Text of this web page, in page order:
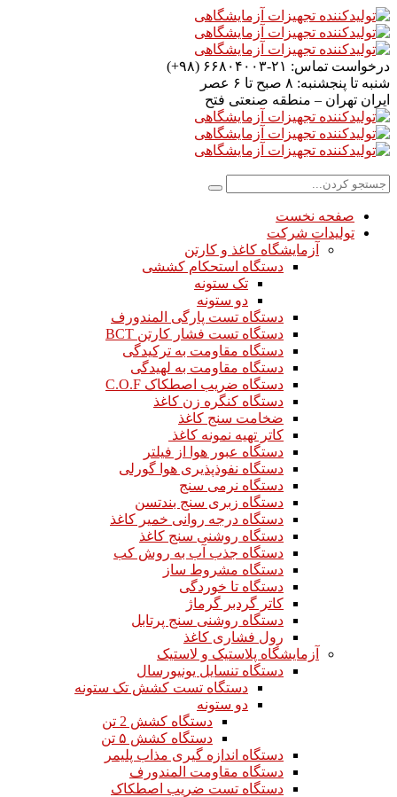
درخواست تماس: ۲۱-۶۶۸۰۴۰۰۳ (۹۸+)
شنبه تا پنجشنبه: ۸ صبح تا ۶ عصر
ایران تهران – منطقه صنعتی فتح
صفحه نخست
تولیدات شرکت
آزمایشگاه کاغذ و کارتن
دستگاه استحکام کششی
تک ستونه
دو ستونه
دستگاه تست پارگی المندورف
دستگاه تست فشار کارتن BCT
دستگاه مقاومت به ترکیدگی
دستگاه مقاومت به لهیدگی
دستگاه ضریب اصطکاک C.O.F
دستگاه کنگره زن کاغذ
ضخامت سنج کاغذ
کاتر تهیه نمونه کاغذ
دستگاه عبور هوا از فیلتر
دستگاه نفوذپذیری هوا گورلی
دستگاه نرمی سنج
دستگاه زبری سنج بندتسن
دستگاه درجه روانی خمیر کاغذ
دستگاه روشنی سنج کاغذ
دستگاه جذب آب به روش کب
دستگاه مشروط ساز
دستگاه تا خوردگی
کاتر گردبر گرماژ
دستگاه روشنی سنج پرتابل
رول فشاری کاغذ
آزمایشگاه پلاستیک و لاستیک
دستگاه تنسایل یونیورسال
دستگاه تست کشش تک ستونه
دو ستونه
دستگاه کشش 2 تن
دستگاه کشش ۵ تن
دستگاه اندازه گیری مذاب پلیمر
دستگاه مقاومت المندورف
دستگاه تست ضریب اصطکاک